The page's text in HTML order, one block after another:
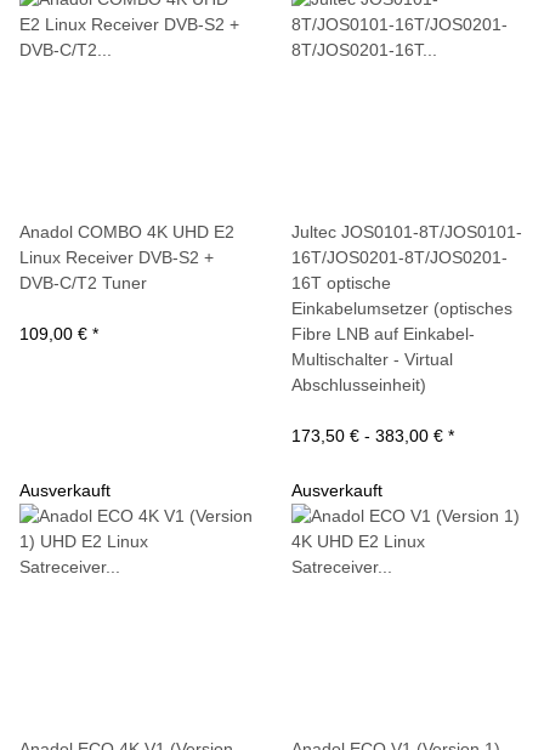
Anadol COMBO 4K UHD E2
Linux Receiver DVB-S2 +
DVB-C/T2 Tuner
109,00 € *
Jultec JOS0101-8T/JOS0101-
16T/JOS0201-8T/JOS0201-
16T optische
Einkabelumsetzer (optisches
Fibre LNB auf Einkabel-
Multischalter - Virtual
Abschlusseinheit)
173,50 € - 383,00 € *
Ausverkauft Ausverkauft